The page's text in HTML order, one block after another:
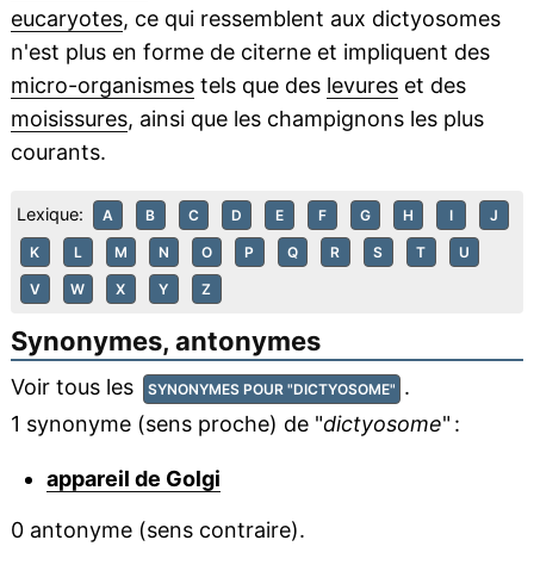
eucaryotes, ce qui ressemblent aux dictyosomes
n'est plus en forme de citerne et impliquent des
micro-organismestels que des levureset des
moisissures, ainsi que les champignons les plus
courants.
Lexique: A B C D E F G H I J
K L M N O P Q R S T U
V W X Y Z
Synonymes, antonymes
Voir tous les SYNONYMES POUR "DICTYOSOME" .
1 synonyme (sens proche) de "dictyosome" :
appareil de Golgi
0 antonyme (sens contraire).